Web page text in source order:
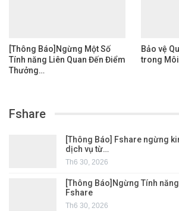
[Thông Báo]Ngừng Một Số
Tính năng Liên Quan Đến Điểm
Thưởng…
Bảo vệ
trong
Fshare
[Thông Báo] Fshare ngừng
dịch vụ từ…
Th6 30, 2026
[Thông Báo]Ngừng Tính
Fshare
Th6 30, 2026